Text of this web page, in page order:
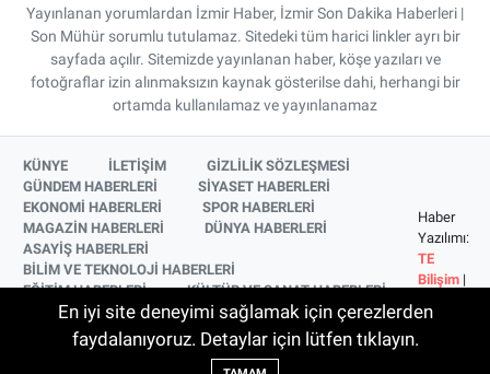
Yayınlanan yorumlardan İzmir Haber, İzmir Son Dakika Haberleri |
Son Mühür sorumlu tutulamaz. Sitedeki tüm harici linkler ayrı bir
sayfada açılır. Sitemizde yayınlanan haber, köşe yazıları ve
fotoğraflar izin alınmaksızın kaynak gösterilse dahi, herhangi bir
ortamda kullanılamaz ve yayınlanamaz
KÜNYE İLETİŞİM
GİZLİLİK SÖZLEŞMESİ
GÜNDEM HABERLERİ
SİYASET HABERLERİ
EKONOMİ HABERLERİ
SPOR HABERLERİ
MAGAZİN HABERLERİ
DÜNYA HABERLERİ
ASAYİŞ HABERLERİ
BİLİM VE TEKNOLOJİ HABERLERİ
EĞİTİM HABERLERİ
KÜLTÜR VE SANAT HABERLERİ
SAĞLIK HABERLERİ
YAŞAM HABERLERİ
YEREL HABERLER
İZMİR HABERLERİ
SİNEMA VE TELEVİZYON HABERLERİ
Haber
Yazılımı:
TE
Bilişim |
© 2026
En iyi site deneyimi sağlamak için çerezlerden
faydalanıyoruz. Detaylar için lütfen tıklayın.